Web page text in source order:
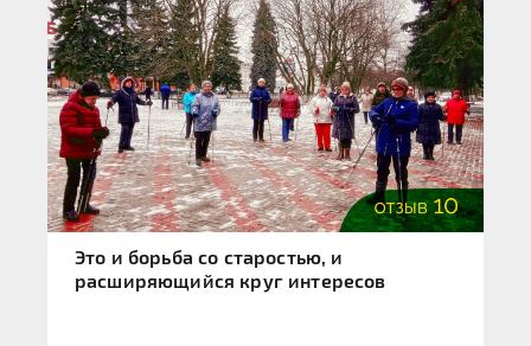
Это и борьба со старостью, и
расширяющийся круг интересов